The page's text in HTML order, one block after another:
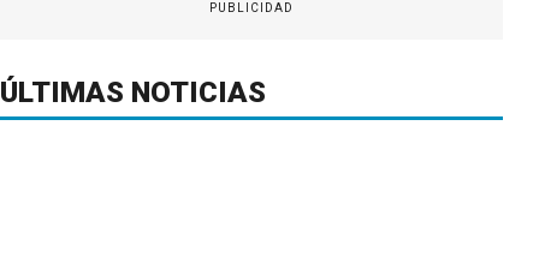
PUBLICIDAD
ÚLTIMAS NOTICIAS